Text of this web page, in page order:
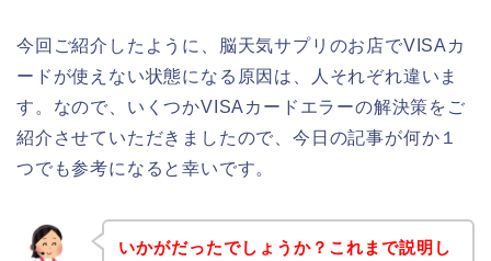
今回ご紹介したように、脳天気サプリのお店でVISAカ
ードが使えない状態になる原因は、人それぞれ違いま
す。なので、いくつかVISAカードエラーの解決策をご
紹介させていただきましたので、今日の記事が何か１
つでも参考になると幸いです。
いかがだったでしょうか？これまで説明し